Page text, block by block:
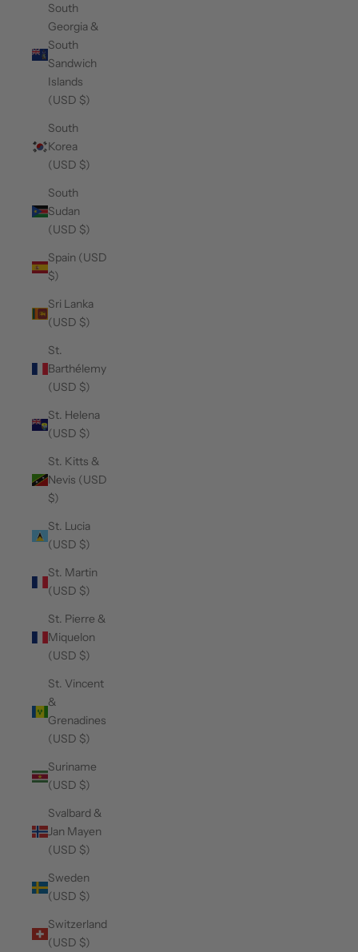
South
Georgia &
South
Sandwich
Islands
(USD $)
South
Korea
(USD $)
South
Sudan
(USD $)
Spain (USD
$)
Sri Lanka
(USD $)
St.
Barthélemy
(USD $)
St. Helena
(USD $)
St. Kitts &
Nevis (USD
$)
St. Lucia
(USD $)
St. Martin
(USD $)
St. Pierre &
Miquelon
(USD $)
St. Vincent
&
Grenadines
(USD $)
Suriname
(USD $)
Svalbard &
Jan Mayen
(USD $)
Sweden
(USD $)
Switzerland
(USD $)